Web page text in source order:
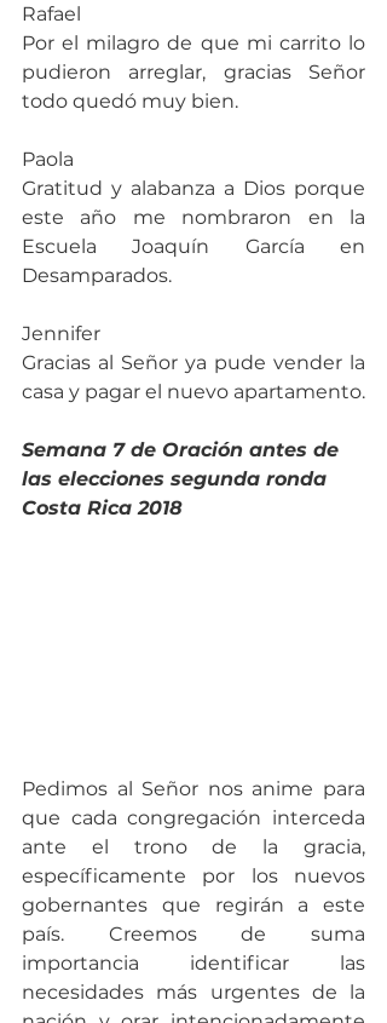
Rafael
Por el milagro de que mi carrito lo
pudieron arreglar, gracias Señor
todo quedó muy bien.
Paola
Gratitud y alabanza a Dios porque
este año me nombraron en la
Escuela Joaquín García en
Desamparados.
Jennifer
Gracias al Señor ya pude vender la
casa y pagar el nuevo apartamento.
Semana 7 de Oración antes de
las elecciones segunda ronda
Costa Rica 2018
Pedimos al Señor nos anime para
que cada congregación interceda
ante el trono de la gracia,
específicamente por los nuevos
gobernantes que regirán a este
país. Creemos de suma
importancia identificar las
necesidades más urgentes de la